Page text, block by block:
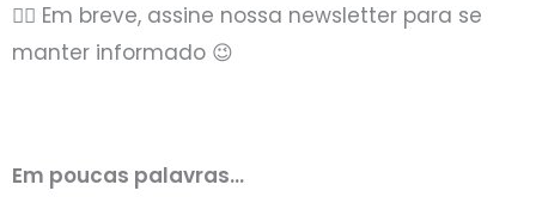
👉🏻 Em breve, assine nossa newsletter para se
manter informado 😉
Em poucas palavras...